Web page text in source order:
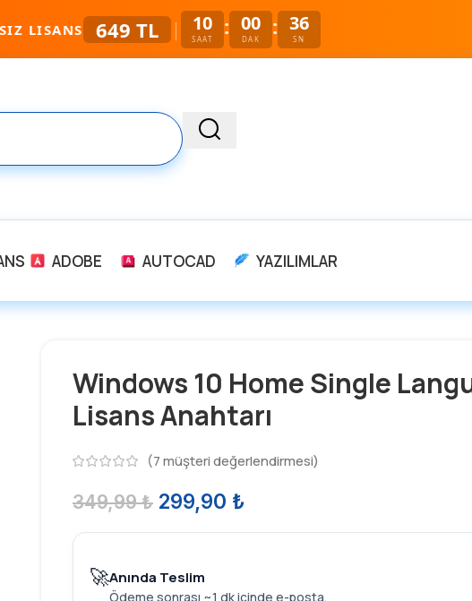
LISANS 649 TL | 10
SAAT : 00
DAK : 35
SN
ADOBE AUTOCAD YAZILIMLAR
Windows 10 Home Single
Lisans Anahtarı
(7müşteri değerlendirmesi)
349,99₺ 299,90 ₺
🚀Anında Teslim
Ödeme sonrası ~1 dk içinde e-posta.